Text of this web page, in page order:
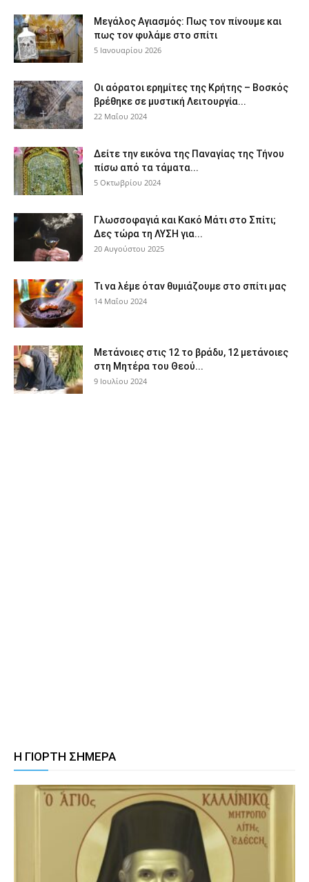
Μεγάλος Αγιασμός: Πως τον πίνουμε και
πως τον φυλάμε στο σπίτι
5 Ιανουαρίου 2026
Οι αόρατοι ερημίτες της Κρήτης – Βοσκός
βρέθηκε σε μυστική Λειτουργία...
22 Μαΐου 2024
Δείτε την εικόνα της Παναγίας της Τήνου
πίσω από τα τάματα...
5 Οκτωβρίου 2024
Γλωσσοφαγιά και Κακό Μάτι στο Σπίτι;
Δες τώρα τη ΛΥΣΗ για...
20 Αυγούστου 2025
Τι να λέμε όταν θυμιάζουμε στο σπίτι μας
14 Μαΐου 2024
Μετάνοιες στις 12 το βράδυ, 12 μετάνοιες
στη Μητέρα του Θεού...
9 Ιουλίου 2024
Η ΓΙΟΡΤΗ ΣΗΜΕΡΑ